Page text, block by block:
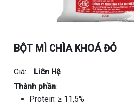
BỘT MÌ CHÌA KHOÁ ĐỎ
Giá:
Liên Hệ
Thành phần:
Protein: ≥ 11,5%